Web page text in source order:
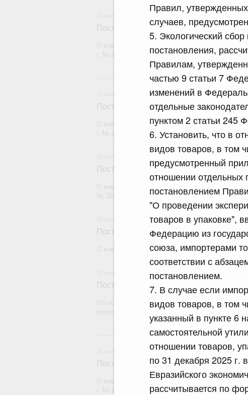
Правил,
случаев,
5. Экологический
постановления,
Правилам,
частью 9 статьи 7
изменений в
отдельные
пунктом 2 статьи 245
6. Установить, что в
видов товаров, в том
предусмотренный
отношении отдельных
постановлением
"О проведении
товаров в упаковке",
Федерацию из
союза, импортерами
соответствии с
постановлением.
7. В случае если
видов товаров, в том
указанный в пункте 6
самостоятельной
отношении товаров,
по 31 декабря 2025 г.
Евразийского
рассчитывается по
Постановление Правительства
О внесении изменений в постановление
22
Постановление Правительства
О внесении изменений в постановление
Постановление Правительства
О внесении изменения в постановление
Постановление Правительства
О внесении изменений в некоторые акты
Постановление Правительства
Об особенностях применения положений
водоснабжения и водоотведения
21
Постановление Правительства
О внесении изменений в постановление